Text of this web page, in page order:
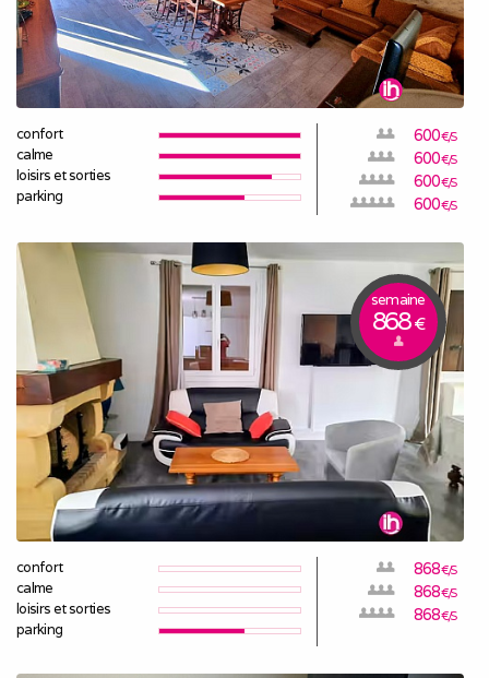
confort
calme
loisirs et sorties
parking
600€/S
600€/S
600€/S
600€/S
semaine
868€
confort
calme
loisirs et sorties
parking
868€/S
868€/S
868€/S